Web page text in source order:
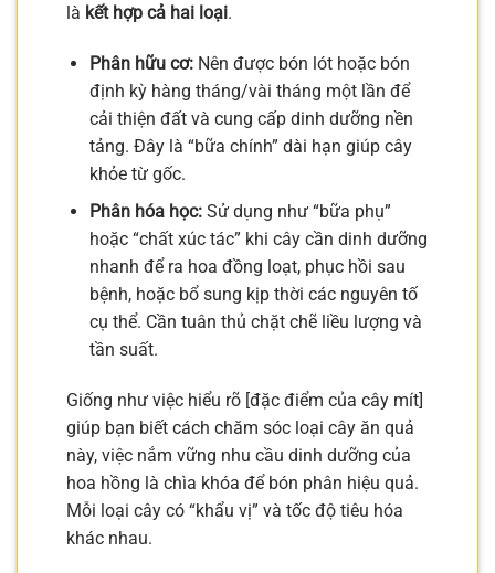
là kết hợp cả hai loại.
Phân hữu cơ:Nên được bón lót hoặc bón
định kỳ hàng tháng/vài tháng một lần để
cải thiện đất và cung cấp dinh dưỡng nền
tảng. Đây là “bữa chính” dài hạn giúp cây
khỏe từ gốc.
Phân hóa học:Sử dụng như “bữa phụ”
hoặc “chất xúc tác” khi cây cần dinh dưỡng
nhanh để ra hoa đồng loạt, phục hồi sau
bệnh, hoặc bổ sung kịp thời các nguyên tố
cụ thể. Cần tuân thủ chặt chẽ liều lượng và
tần suất.
Giống như việc hiểu rõ [đặc điểm của cây mít]
giúp bạn biết cách chăm sóc loại cây ăn quả
này, việc nắm vững nhu cầu dinh dưỡng của
hoa hồng là chìa khóa để bón phân hiệu quả.
Mỗi loại cây có “khẩu vị” và tốc độ tiêu hóa
khác nhau.